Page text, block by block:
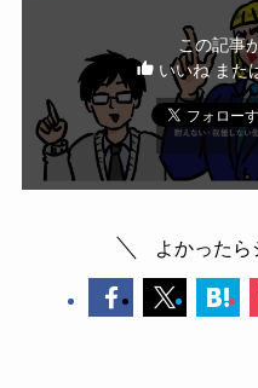
この記事
いいね また
よかったら